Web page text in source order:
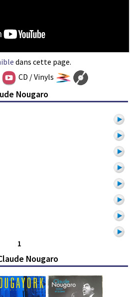
dans cette page.
CD / Vinyls
Nougaro
1
Nougaro